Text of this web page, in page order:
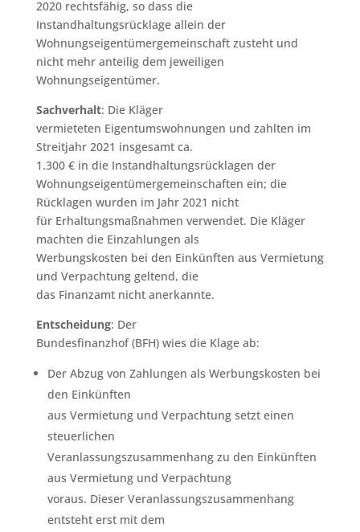
2020 rechtsfähig, so dass die
Instandhaltungsrücklage allein der
Wohnungseigentümergemeinschaft zusteht und
nicht mehr anteilig dem jeweiligen
Wohnungseigentümer.
Sachverhalt: Die Kläger
vermieteten Eigentumswohnungen und zahlten im
Streitjahr 2021 insgesamt ca.
1.300 € in die Instandhaltungsrücklagen der
Wohnungseigentümergemeinschaften ein; die
Rücklagen wurden im Jahr 2021 nicht
für Erhaltungsmaßnahmen verwendet. Die Kläger
machten die Einzahlungen als
Werbungskosten bei den Einkünften aus Vermietung
und Verpachtung geltend, die
das Finanzamt nicht anerkannte.
Entscheidung: Der
Bundesfinanzhof (BFH) wies die Klage ab:
Der Abzug von Zahlungen als Werbungskosten bei
den Einkünften
aus Vermietung und Verpachtung setzt einen
steuerlichen
Veranlassungszusammenhang zu den Einkünften
aus Vermietung und Verpachtung
voraus. Dieser Veranlassungszusammenhang
entsteht erst mit dem